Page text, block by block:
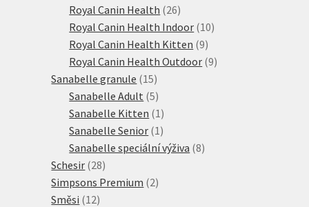
produktů
Royal Canin Health 2626
produktů
Royal Canin Health Indoor 1010
Royal Canin Health Kitten 99
produktů
Royal Canin Health Outdoor 99
Sanabelle granule 1515
produktů
Sanabelle Adult 55
produktů
Sanabelle Kitten 1 1
produkt
Sanabelle Senior 1 1
produkt
Sanabelle speciální výživa 88
Schesir 2828
produktů
Simpsons Premium 22
Směsi 1212